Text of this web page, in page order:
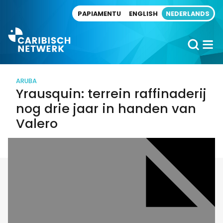
PAPIAMENTU ENGLISH NEDERLANDS
ARUBA
Yrausquin: terrein raffinaderij
nog drie jaar in handen van
Valero